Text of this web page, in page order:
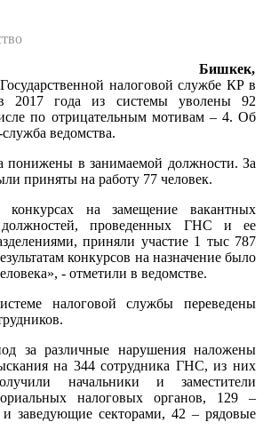
Бишкек,
налоговой службе КР в
2017 года из системы уволены 92
по отрицательным мотивам – 4. Об
ведомства.
понижены в занимаемой должности. За
приняты на работу 77 человек.
на замещение вакантных
должностей, проведенных ГНС и ее
приняли участие 1 тыс 787
конкурсов на назначение было
- отметили в ведомстве.
налоговой службы переведены
за различные нарушения наложены
на 344 сотрудника ГНС, из них
начальники и заместители
налоговых органов, 129 –
и заведующие секторами, 42 – рядовые